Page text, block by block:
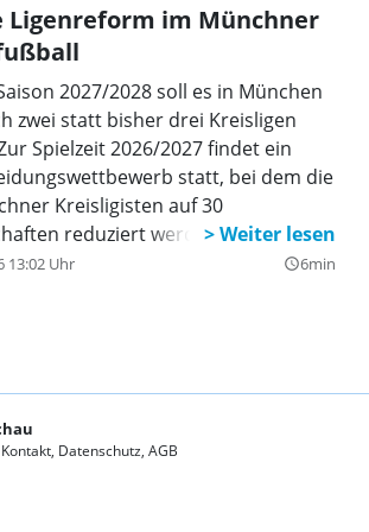
Ligenreform im Münchner
2027/2028 soll es in München
zwei statt bisher drei Kreisligen
Spielzeit 2026/2027 findet ein
statt, bei dem die
Kreisligisten auf 30
reduziert werden.
13:02 Uhr query_builder6min
Kontakt Datenschutz AGB